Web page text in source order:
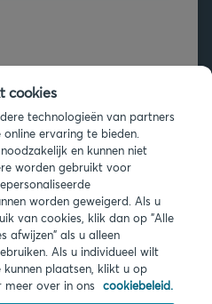
cookies
technologieën van partners
ervaring te bieden.
en kunnen niet
worden gebruikt voor
worden geweigerd. Als u
van cookies, klik dan op "Alle
afwijzen" als u alleen
Als u individueel wilt
plaatsen, klikt u op
meer over in ons cookiebeleid.